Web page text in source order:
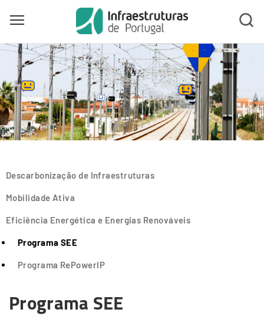
Skip
main
content
Toggle main menu visibility
Descarbonização de Infraestruturas
Mobilidade Ativa
Eficiência Energética e Energias Renováveis
Programa SEE
Programa RePowerIP
Programa SEE